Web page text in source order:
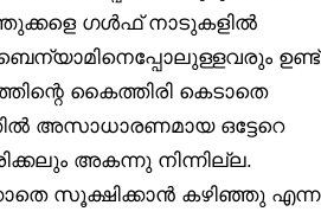
ഗൾഫ് നാടുകളിൽ
കൈത്തിരി കെടാതെ
അസാധാരണമായ ഒട്ടേറെ
അകന്നു നിന്നില്ല.
സൂക്ഷിക്കാൻ കഴിഞ്ഞു എന്ന